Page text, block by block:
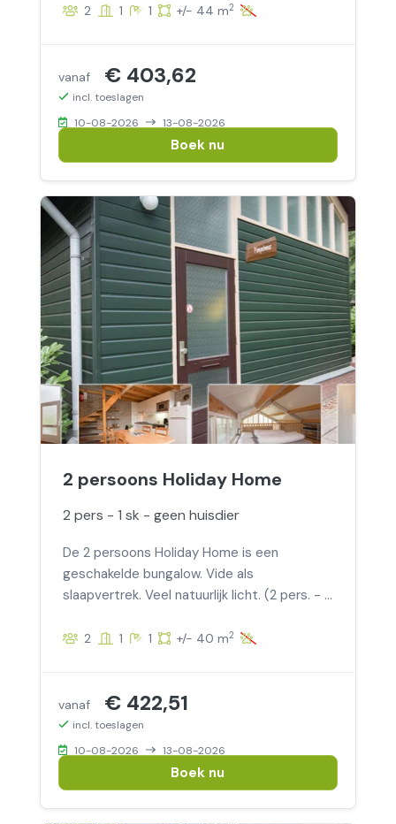
2 1 1 +/- 44 m2
vanaf € 403,62
incl. toeslagen
10-08-2026
13-08-2026
Boek nu
2 persoons Holiday Home
2 pers - 1 sk - geen huisdier
De 2 persoons Holiday Home is een
geschakelde bungalow. Vide als
slaapvertrek. Veel natuurlijk licht. (2 pers. - 1
2 1 1 +/- 40 m2
vanaf € 422,51
incl. toeslagen
10-08-2026
13-08-2026
Boek nu